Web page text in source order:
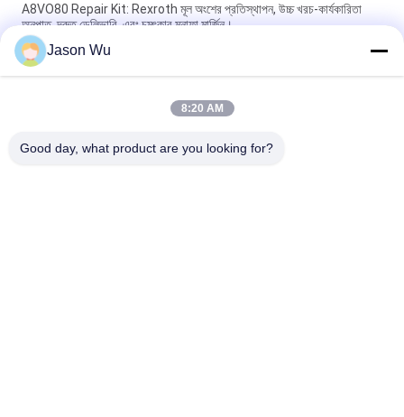
A8VO80 Repair Kit: Rexroth মূল অংশের প্রতিস্থাপন, উচ্চ খরচ-কার্যকারিতা
অনুপাত, দ্রুত ডেলিভারি, এবং চমৎকার মুনাফা মার্জিন।
A8VO107 মেরামত কিটঃ রেক্স্রথ ওএম এর জন্য পরে বাজারের প্রতিস্থাপন; খরচ কার্যকর,
দ্রুত ডেলিভারি, এবং চমৎকার মুনাফা মার্জিন।
A8VO55 মেরামতের কিটঃ রেক্সরথের জন্য উচ্চমানের বিকল্প OEM ¢ ব্যয়-কার্যকর, দ্রুত
Jason Wu
8:20 AM
Good day, what product are you looking for?